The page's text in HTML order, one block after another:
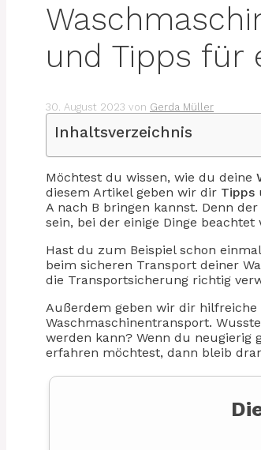
und Tipps für
30. August 2023 von Gerda Müller
Inhaltsverzeichnis
Möchtest du wissen, wie du deine
diesem Artikel geben wir dir Tipps
A nach B bringen kannst. Denn der
sein, bei der einige Dinge beachtet
Hast du zum Beispiel schon
beim sicheren Transport deiner
die Transportsicherung richtig
Außerdem geben wir dir
Waschmaschinentransport.
werden kann? Wenn du neugierig
erfahren möchtest, dann bleib